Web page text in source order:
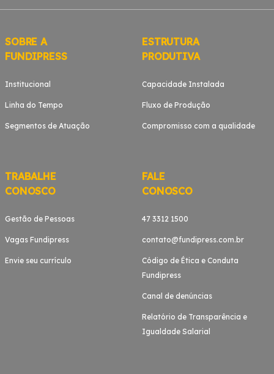
SOBRE A
FUNDIPRESS
Institucional
Linha do Tempo
Segmentos de Atuação
ESTRUTURA
PRODUTIVA
Capacidade Instalada
Fluxo de Produção
Compromisso com a qualidade
TRABALHE
CONOSCO
Gestão de Pessoas
Vagas Fundipress
Envie seu currículo
FALE
CONOSCO
47 3312 1500
contato@fundipress.com.br
Código de Ética e Conduta
Fundipress
Canal de denúncias
Relatório de Transparência e
Igualdade Salarial